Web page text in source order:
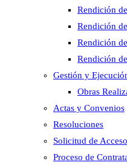
Rendición
Rendición
Rendición
Rendición
Gestión y
Obras
Actas y Convenios
Resoluciones
Solicitud de
Proceso de